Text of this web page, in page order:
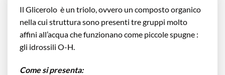
Il Glicerolo è un triolo, ovvero un composto organico
nella cui struttura sono presenti tre gruppi molto
affini all’acqua che funzionano come piccole spugne :
gli idrossili O-H.
Come si presenta: